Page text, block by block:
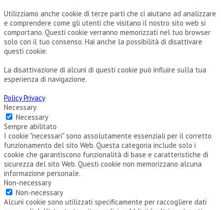
Utilizziamo anche cookie di terze parti che ci aiutano ad analizzare
e comprendere come gli utenti che visitano il nostro sito web si
comportano. Questi cookie verranno memorizzati nel tuo browser
solo con il tuo consenso. Hai anche la possibilità di disattivare
questi cookie.
La disattivazione di alcuni di questi cookie può influire sulla tua
esperienza di navigazione.
Policy Privacy
Necessary
Necessary
Sempre abilitato
I cookie "necessari" sono assolutamente essenziali per il corretto
funzionamento del sito Web. Questa categoria include solo i
cookie che garantiscono funzionalità di base e caratteristiche di
sicurezza del sito Web. Questi cookie non memorizzano alcuna
informazione personale.
Non-necessary
Non-necessary
Alcuni cookie sono utilizzati specificamente per raccogliere dati